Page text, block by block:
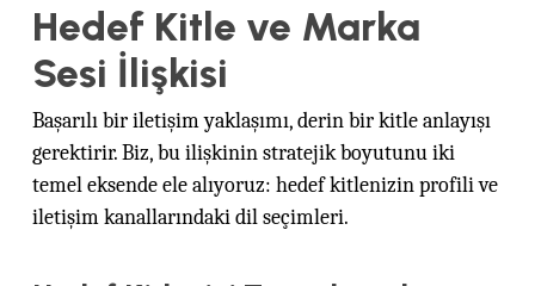
Hedef Kitle ve Marka
Sesi İlişkisi
Başarılı bir iletişim yaklaşımı, derin bir kitle anlayışı
gerektirir. Biz, bu ilişkinin stratejik boyutunu iki
temel eksende ele alıyoruz: hedef kitlenizin profili ve
iletişim kanallarındaki dil seçimleri.